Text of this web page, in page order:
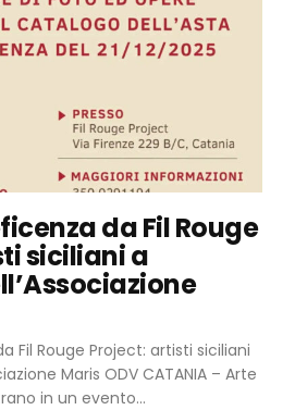
da Fil Rouge
siciliani a
Fil Rouge Project: artisti siciliani
Maris ODV CATANIA – Arte
in un evento...